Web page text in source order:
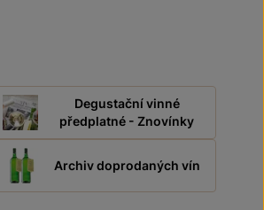
Degustační vinné
předplatné - Znovínky
Archiv doprodaných vín